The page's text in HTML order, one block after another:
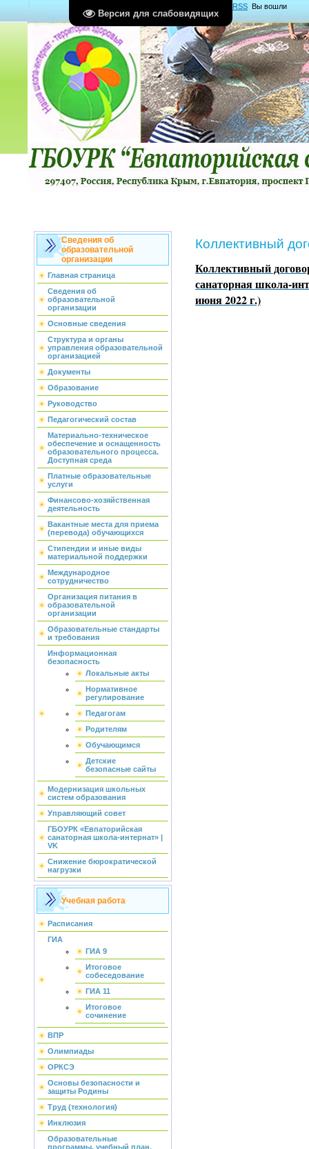
Версия для слабовидящих
RSS Вы вошли
какГость Группа "Гости"
Сведения об
образовательной
организации
Главная страница
Сведения об
образовательной
организации
Основные сведения
Структура и органы
управления образовательной
организацией
Документы
Образование
Руководство
Педагогический состав
Материально-техническое
обеспечение и оснащенность
образовательного процесса.
Доступная среда
Платные образовательные
услуги
Финансово-хозяйственная
деятельность
Вакантные места для приема
(перевода) обучающихся
Стипендии и иные виды
материальной поддержки
Международное
сотрудничество
Организация питания в
образовательной
организации
Образовательные стандарты
и требования
Информационная
безопасность
Локальные акты
Нормативное
регулирование
Педагогам
Родителям
Обучающимся
Детские
безопасные сайты
Модернизация школьных
систем образования
Управляющий совет
ГБОУРК «Евпаторийская
санаторная школа-интернат» |
VK
Снижение бюрократической
нагрузки
Учебная работа
Расписания
ГИА
ГИА 9
Итоговое
собеседование
ГИА 11
Итоговое
сочинение
ВПР
Олимпиады
ОРКСЭ
Основы безопасности и
защиты Родины
Труд (технология)
Инклюзия
Образовательные
программы, учебный план,
Коллективный
Коллективный
санаторная школа-
июня 2022 г.)